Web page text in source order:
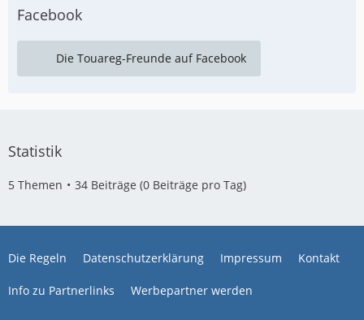
Facebook
Die Touareg-Freunde auf Facebook
Statistik
5 Themen 34 Beiträge (0 Beiträge pro Tag)
Die Regeln Datenschutzerklärung Impressum Kontakt
Info zu Partnerlinks Werbepartner werden